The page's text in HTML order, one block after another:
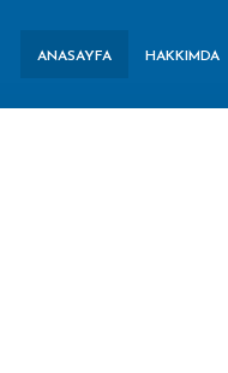
ANASAYFA HAKKIMDA